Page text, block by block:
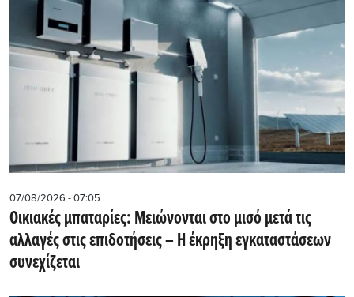
07/08/2026 - 07:05
Οικιακές μπαταρίες: Μειώνονται στο μισό μετά τις
αλλαγές στις επιδοτήσεις – Η έκρηξη εγκαταστάσεων
συνεχίζεται